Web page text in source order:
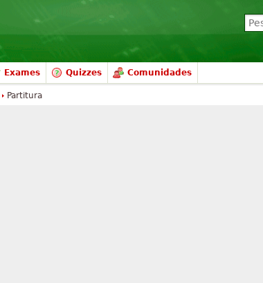
Exames Quizzes Comunidades
Partitura